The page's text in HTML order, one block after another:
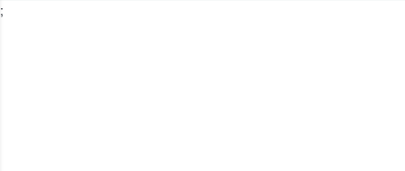
;